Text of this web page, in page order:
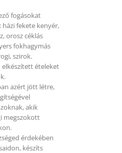
fogásokat
fekete kenyér,
orosz céklás
fokhagymás
szirok.
elkészített ételeket
azért jött létre,
akik
megszokott
érdekében
készíts